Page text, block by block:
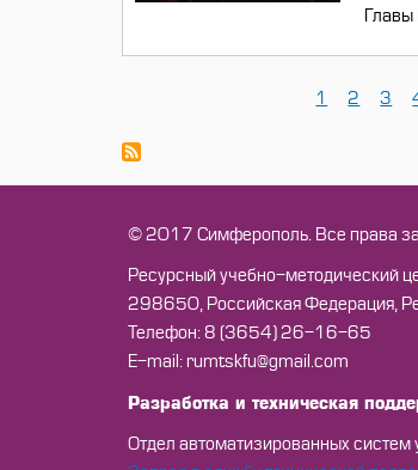
страниц
Текущая
1 2 3
© 2017 Симферополь. Все права
Ресурсный учебно-методический
298650, Российская Федерация,
Телефон: 8 (3654) 26-16-65
Е-mail: rumtskfu@gmail.com
Разработка и техническая
Отдел автоматизированных